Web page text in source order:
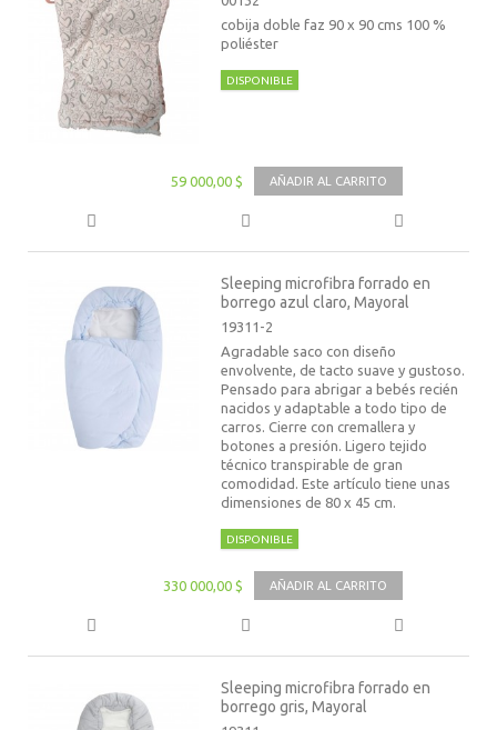
cobija doble faz 90 x 90 cms 100 %
poliéster
DISPONIBLE
59 000,00 $ AÑADIR AL CARRITO
Sleeping microfibra forrado en
borrego azul claro, Mayoral
19311-2
Agradable saco con diseño
envolvente, de tacto suave y gustoso.
Pensado para abrigar a bebés recién
nacidos y adaptable a todo tipo de
carros. Cierre con cremallera y
botones a presión. Ligero tejido
técnico transpirable de gran
comodidad. Este artículo tiene unas
dimensiones de 80 x 45 cm.
DISPONIBLE
330 000,00 $ AÑADIR AL CARRITO
Sleeping microfibra forrado en
borrego gris, Mayoral